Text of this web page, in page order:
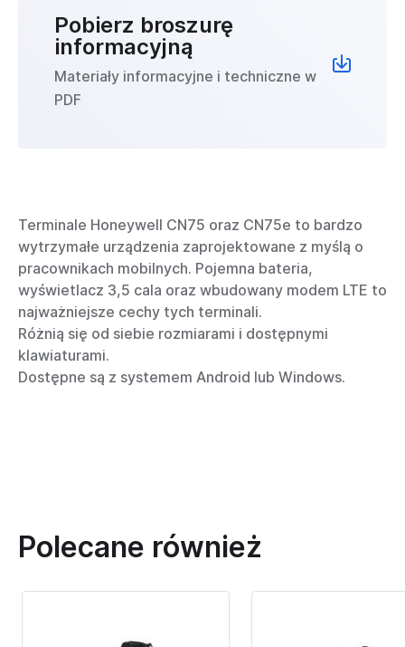
Pobierz broszurę
informacyjną
Materiały informacyjne i techniczne w
PDF
Terminale Honeywell CN75 oraz CN75e to bardzo
wytrzymałe urządzenia zaprojektowane z myślą o
pracownikach mobilnych. Pojemna bateria,
wyświetlacz 3,5 cala oraz wbudowany modem LTE to
najważniejsze cechy tych terminali.
Różnią się od siebie rozmiarami i dostępnymi
klawiaturami.
Dostępne są z systemem Android lub Windows.
Polecane również